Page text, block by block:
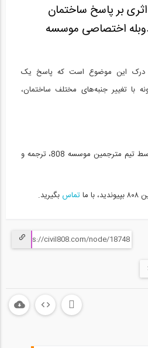
ظرفیت باربری یک ستون (ترجمه و...
نیروهای کششی در یک کابل (ترجمه و...
مهندسی و معماری در چیست؟ (ترجمه و...
کشش و فشار در خرپا (ترجمه و...
بر پاسخ ساختمان
و دوبله اختصاصی موسسه
درک این موضوع است که پاسخ یک
با تغییر جنبه‌های مختلف ساختمان،‌
این فیلم به طور اختصاصی توسط تیم مترجمین موسسه 808، ترجمه و
ما
تماس بگیرید.